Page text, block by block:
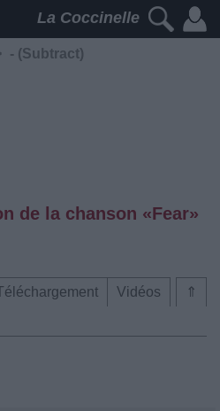
La Coccinelle
- (Subtract)
de la chanson «Fear»
⇑
Vidéos